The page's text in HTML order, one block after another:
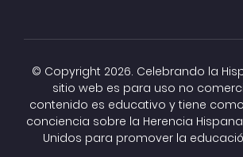
© Copyright 2026. Celebrando la
sitio web es para uso no
contenido es educativo y tiene
conciencia sobre la Herencia
Unidos para promover la